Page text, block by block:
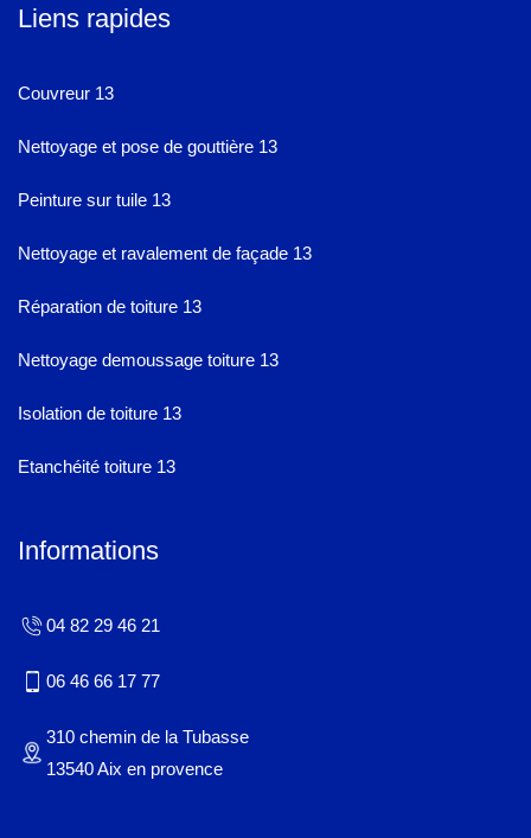
Liens rapides
Couvreur 13
Nettoyage et pose de gouttière 13
Peinture sur tuile 13
Nettoyage et ravalement de façade 13
Réparation de toiture 13
Nettoyage demoussage toiture 13
Isolation de toiture 13
Etanchéité toiture 13
Informations
04 82 29 46 21
06 46 66 17 77
310 chemin de la Tubasse
13540 Aix en provence